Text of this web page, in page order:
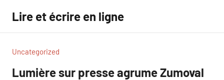
contenu
Lire et écrire en ligne
Uncategorized
Lumière sur presse agrume Zumoval